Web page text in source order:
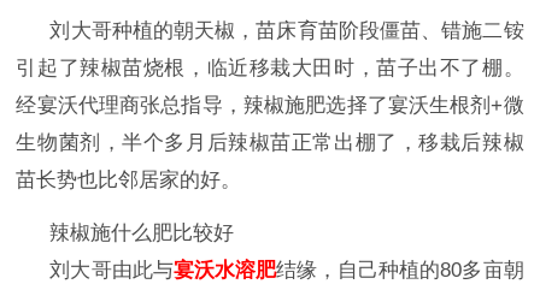
刘大哥种植的朝天椒，苗床育苗阶段僵苗、错施二铵
引起了辣椒苗烧根，临近移栽大田时，苗子出不了棚。
经宴沃代理商张总指导，辣椒施肥选择了宴沃生根剂+微
生物菌剂，半个多月后辣椒苗正常出棚了，移栽后辣椒
苗长势也比邻居家的好。
辣椒施什么肥比较好
刘大哥由此与宴沃水溶肥结缘，自己种植的80多亩朝